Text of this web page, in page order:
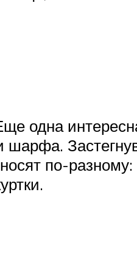
одна
шарфа.
по-